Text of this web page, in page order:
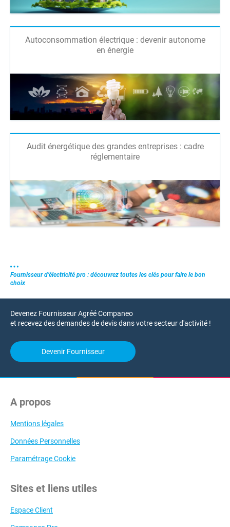
Autoconsommation électrique : devenir autonome
en énergie
Audit énergétique des grandes entreprises : cadre
réglementaire
Fournisseur d’électricité pro : découvrez toutes les clés pour faire le bon
choix
Devenez Fournisseur Agréé Companeo
et recevez des demandes de devis dans votre secteur d'activité !
Devenir Fournisseur
A propos
Mentions légales
Données Personnelles
Paramétrage Cookie
Sites et liens utiles
Espace Client